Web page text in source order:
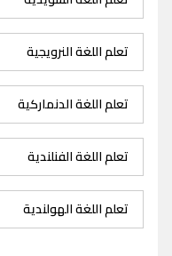
تعلم اللغة النرويجية
تعلم اللغة الدنماركية
تعلم اللغة الفنلندية
تعلم اللغة الهولندية